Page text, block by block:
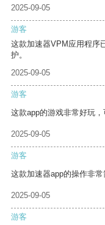
2025-09-05
游客
这款加速器VPM应用程序
护。
2025-09-05
游客
这款app的游戏非常好玩，
2025-09-05
游客
这款加速器app的操作非
2025-09-05
游客